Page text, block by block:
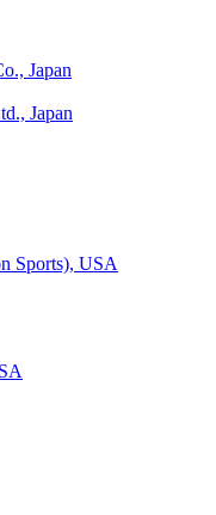
Japan
Japan
Sports), USA